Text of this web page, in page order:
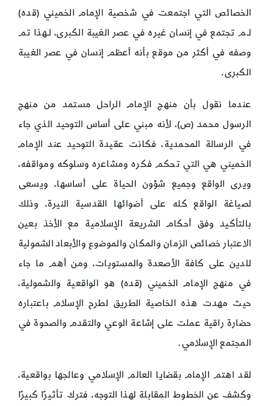
الخصائص التي اجتمعت في شخصية الإمام الخميني (قده)
لـم تجتمع في إنسان غيره في عصر الغيبة الكبرى، لـهذا تم
وصفه في أكثر من موقع بأنه أعظم إنسان في عصر الغيبة
الكبرى.
عندما نقول بأن منهج الإمام الراحل مستمد من منهج
الرسول محمد (ص)، لأنه مبني على أساس التوحيد الذي جاء
في الرسالة المحمدية، فكانت عقيدة التوحيد عند الإمام
الخميني هي التي تحكم فكره ومشاعره وسلوكه ومواقفه،
ويرى الواقع وجميع شؤون الحياة على أساسها، ويسعى
لصياغة الواقع كله على أضوائها القدسية النيرة، وذلك
بالتأكيد وفق أحكام الشريعة الإسلامية مع الأخذ بعين
الاعتبار خصائص الزمان والمكان والموضوع والأبعاد الشمولية
للدين على كافة الأصعدة والمستويات، ومن أهم ما جاء
في منهج الإمام الخميني (قده) هو الواقعية والشمولية،
حيث مهدت هذه الخاصية الطريق لطرح الإسلام باعتباره
حضارة راقية عملت على إشاعة الوعي والتقدم والصحوة في
المجتمع الإسلامي.
لقد اهتم الإمام بقضايا العالم الإسلامي وعالجها بواقعية،
وكشف عن الخطوط المقابلة لهذا التوجه، فترك تأثيرًا كبيرًا